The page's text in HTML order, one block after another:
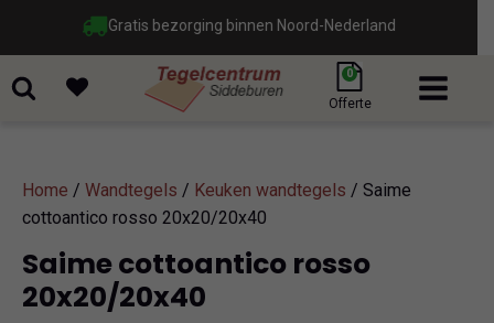
Gratis bezorging binnen Noord-Nederland
0
Offerte
Home / Wandtegels / Keuken wandtegels / Saime
cottoantico rosso 20x20/20x40
Saime cottoantico rosso
20x20/20x40